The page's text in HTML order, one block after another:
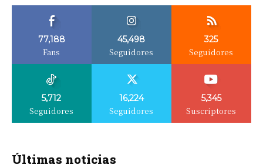
77,188
Fans
45,498
Seguidores
325
Seguidores
5,712
Seguidores
16,224
Seguidores
5,345
Suscriptores
Últimas noticias